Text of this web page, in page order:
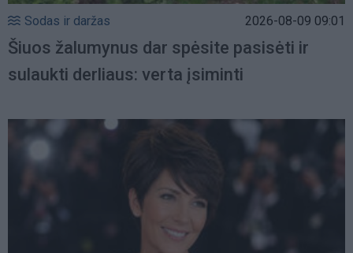
Sodas ir daržas 2026-08-09 09:01
Šiuos žalumynus dar spėsite pasisėti ir
sulaukti derliaus: verta įsiminti